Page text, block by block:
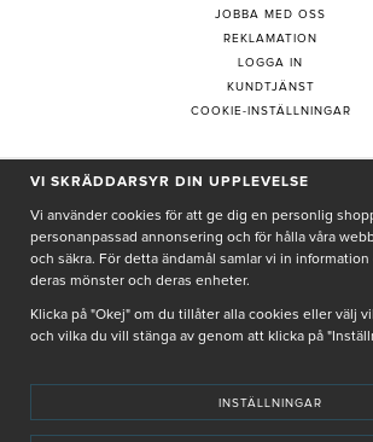
JOBBA MED OSS
REKLAMATION
LOGGA IN
KUNDTJÄNST
COOKIE-INSTÄLLNINGAR
PRENUMERERA PÅ
Genom att ge min e-post, accepterar jag Seth och Sally
De uppgifter du matar in kommer endast användas till
VI SKRÄDDARSYR DIN UPPLEVELSE
Vi använder cookies för att ge dig en personlig
personanpassad annonsering och för hålla våra
och säkra. För detta ändamål samlar vi in information
deras mönster och deras enheter.
Klicka på "Okej" om du tillåter alla cookies eller välj
och vilka du vill stänga av genom att klicka på
INSTÄLLNINGAR